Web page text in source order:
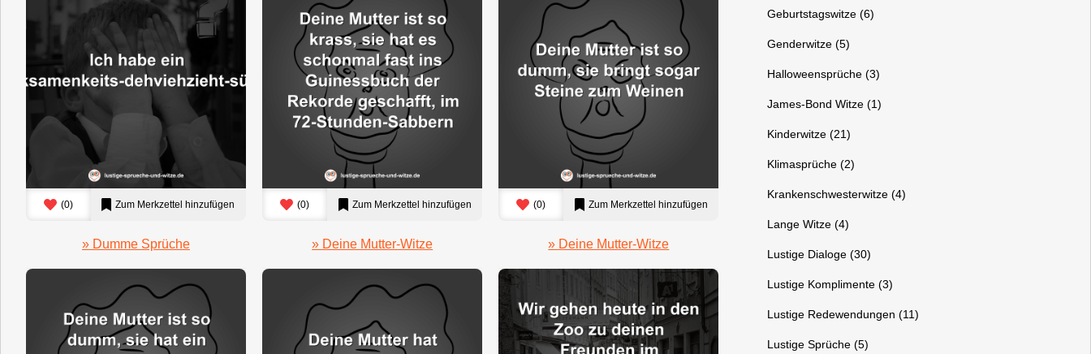
(0) Zum Merkzettel hinzufügen
» Dumme Sprüche
(0) Zum Merkzettel hinzufügen
» Deine Mutter-Witze
(0) Zum Merkzettel hinzufügen
» Deine Mutter-Witze
Geburtstagswitze (6)
Genderwitze (5)
Halloweensprüche (3)
James-Bond Witze (1)
Kinderwitze (21)
Klimasprüche (2)
Krankenschwesterwitze (4)
Lange Witze (4)
Lustige Dialoge (30)
Lustige Komplimente (3)
Lustige Redewendungen (11)
Lustige Sprüche (5)